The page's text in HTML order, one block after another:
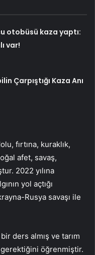
otobüsü kaza yaptı:
var!
Çarpıştığı Kaza Anı
fırtına, kuraklık,
afet, savaş,
2022 yılına
yol açtığı
Rusya savaşı ile
ders almış ve tarım
gerektiğini öğrenmiştir.